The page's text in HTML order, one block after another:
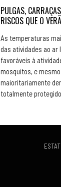
PULGAS,
RISCOS QUE O
As temperaturas
das atividades ao ar
favoráveis à
mosquitos, e
maioritariamente
totalmente